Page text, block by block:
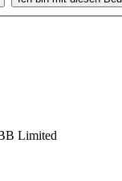
Limited